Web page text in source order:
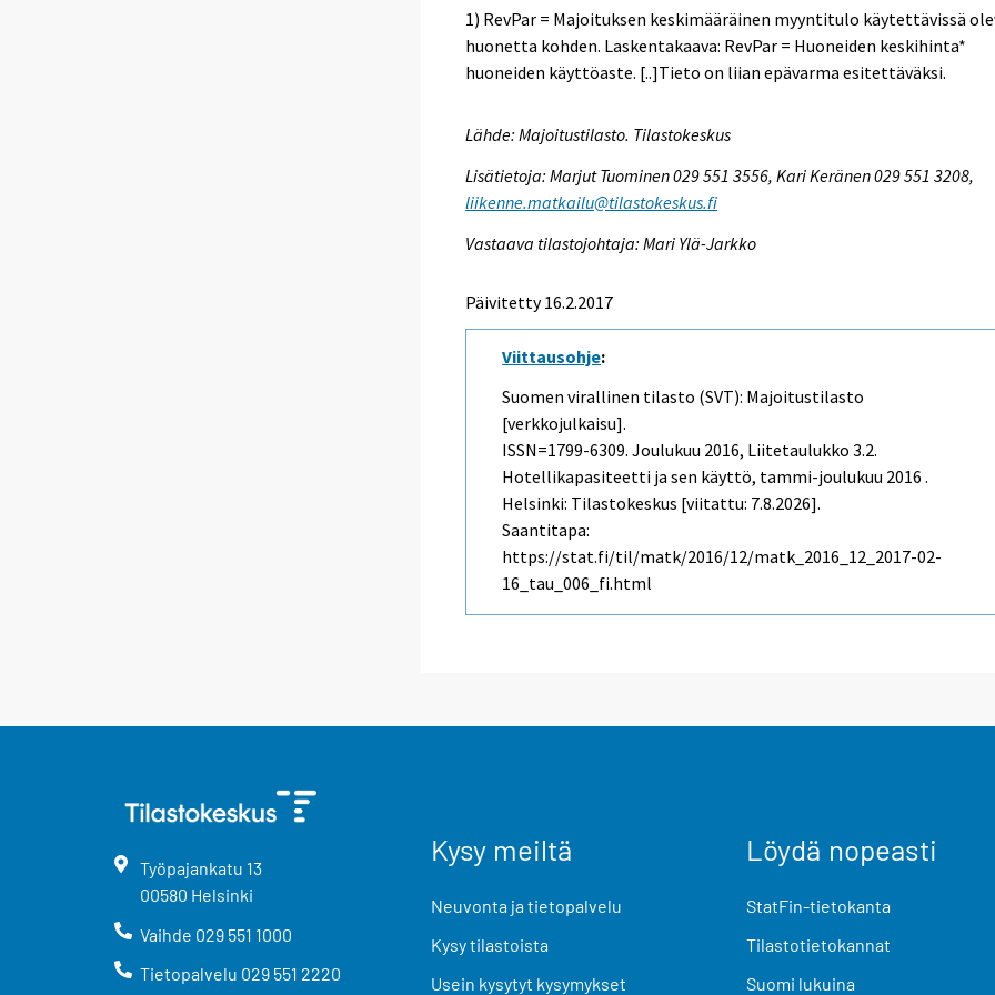
1) RevPar = Majoituksen keskimääräinen myyntitulo käytettävissä
huonetta kohden. Laskentakaava: RevPar = Huoneiden keskihinta*
huoneiden käyttöaste. [..]Tieto on liian epävarma esitettäväksi.
Lähde: Majoitustilasto. Tilastokeskus
Lisätietoja: Marjut Tuominen 029 551 3556, Kari Keränen 029 551 3208,
liikenne.matkailu@tilastokeskus.fi
Vastaava tilastojohtaja: Mari Ylä-Jarkko
Päivitetty 16.2.2017
Viittausohje:
Suomen virallinen tilasto (SVT): Majoitustilasto
[verkkojulkaisu].
ISSN=1799-6309.Joulukuu 2016, Liitetaulukko 3.2.
Hotellikapasiteetti ja sen käyttö, tammi-joulukuu 2016 .
Helsinki: Tilastokeskus [viitattu: 7.8.2026].
Saantitapa:
https://stat.fi/til/matk/2016/12/matk_2016_12_2017-02-
16_tau_006_fi.html
Työpajankatu 13
00580 Helsinki
Vaihde 029 551 1000
Tietopalvelu 029 551 2220
Kysy meiltä
Neuvonta ja tietopalvelu
Kysy tilastoista
Usein kysytyt kysymykset
Löydä nopeasti
StatFin-tietokanta
Tilastotietokannat
Suomi lukuina